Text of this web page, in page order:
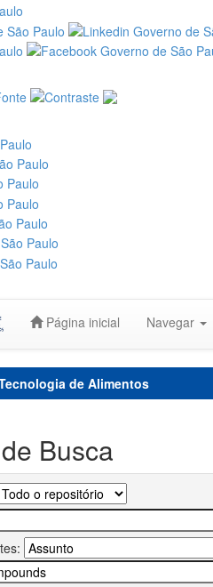
Página inicial Navegar
de Alimentos
Busca